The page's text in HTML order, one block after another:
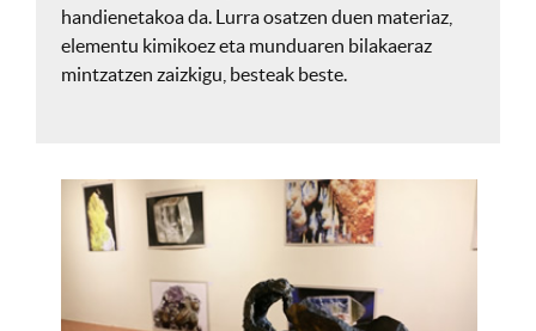
handienetakoa da. Lurra osatzen duen materiaz,
elementu kimikoez eta munduaren bilakaeraz
mintzatzen zaizkigu, besteak beste.